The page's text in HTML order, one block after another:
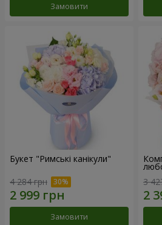
Замовити
Букет "Римські канікули"
4 284 грн
Замовити
3